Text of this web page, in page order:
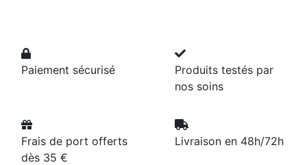
Paiement sécurisé
Produits testés par
nos soins
Frais de port offerts
dès 35 €
Livraison en 48h/72h